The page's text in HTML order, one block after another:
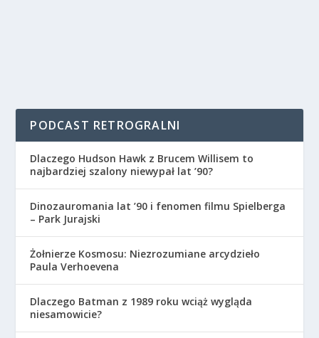
PODCAST RETROGRALNI
Dlaczego Hudson Hawk z Brucem Willisem to
najbardziej szalony niewypał lat ’90?
Dinozauromania lat ’90 i fenomen filmu Spielberga
– Park Jurajski
Żołnierze Kosmosu: Niezrozumiane arcydzieło
Paula Verhoevena
Dlaczego Batman z 1989 roku wciąż wygląda
niesamowicie?